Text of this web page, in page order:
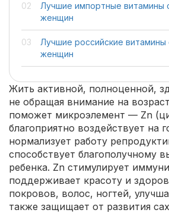
Лучшие импортные витамины
женщин
Лучшие российские витамины
женщин
Жить активной, полноценной,
не обращая внимание на
поможет микроэлемент — Zn
благоприятно воздействует на
нормализует работу
способствует благополучному
ребенка. Zn стимулирует
поддерживает красоту и
покровов, волос, ногтей,
также защищает от развития